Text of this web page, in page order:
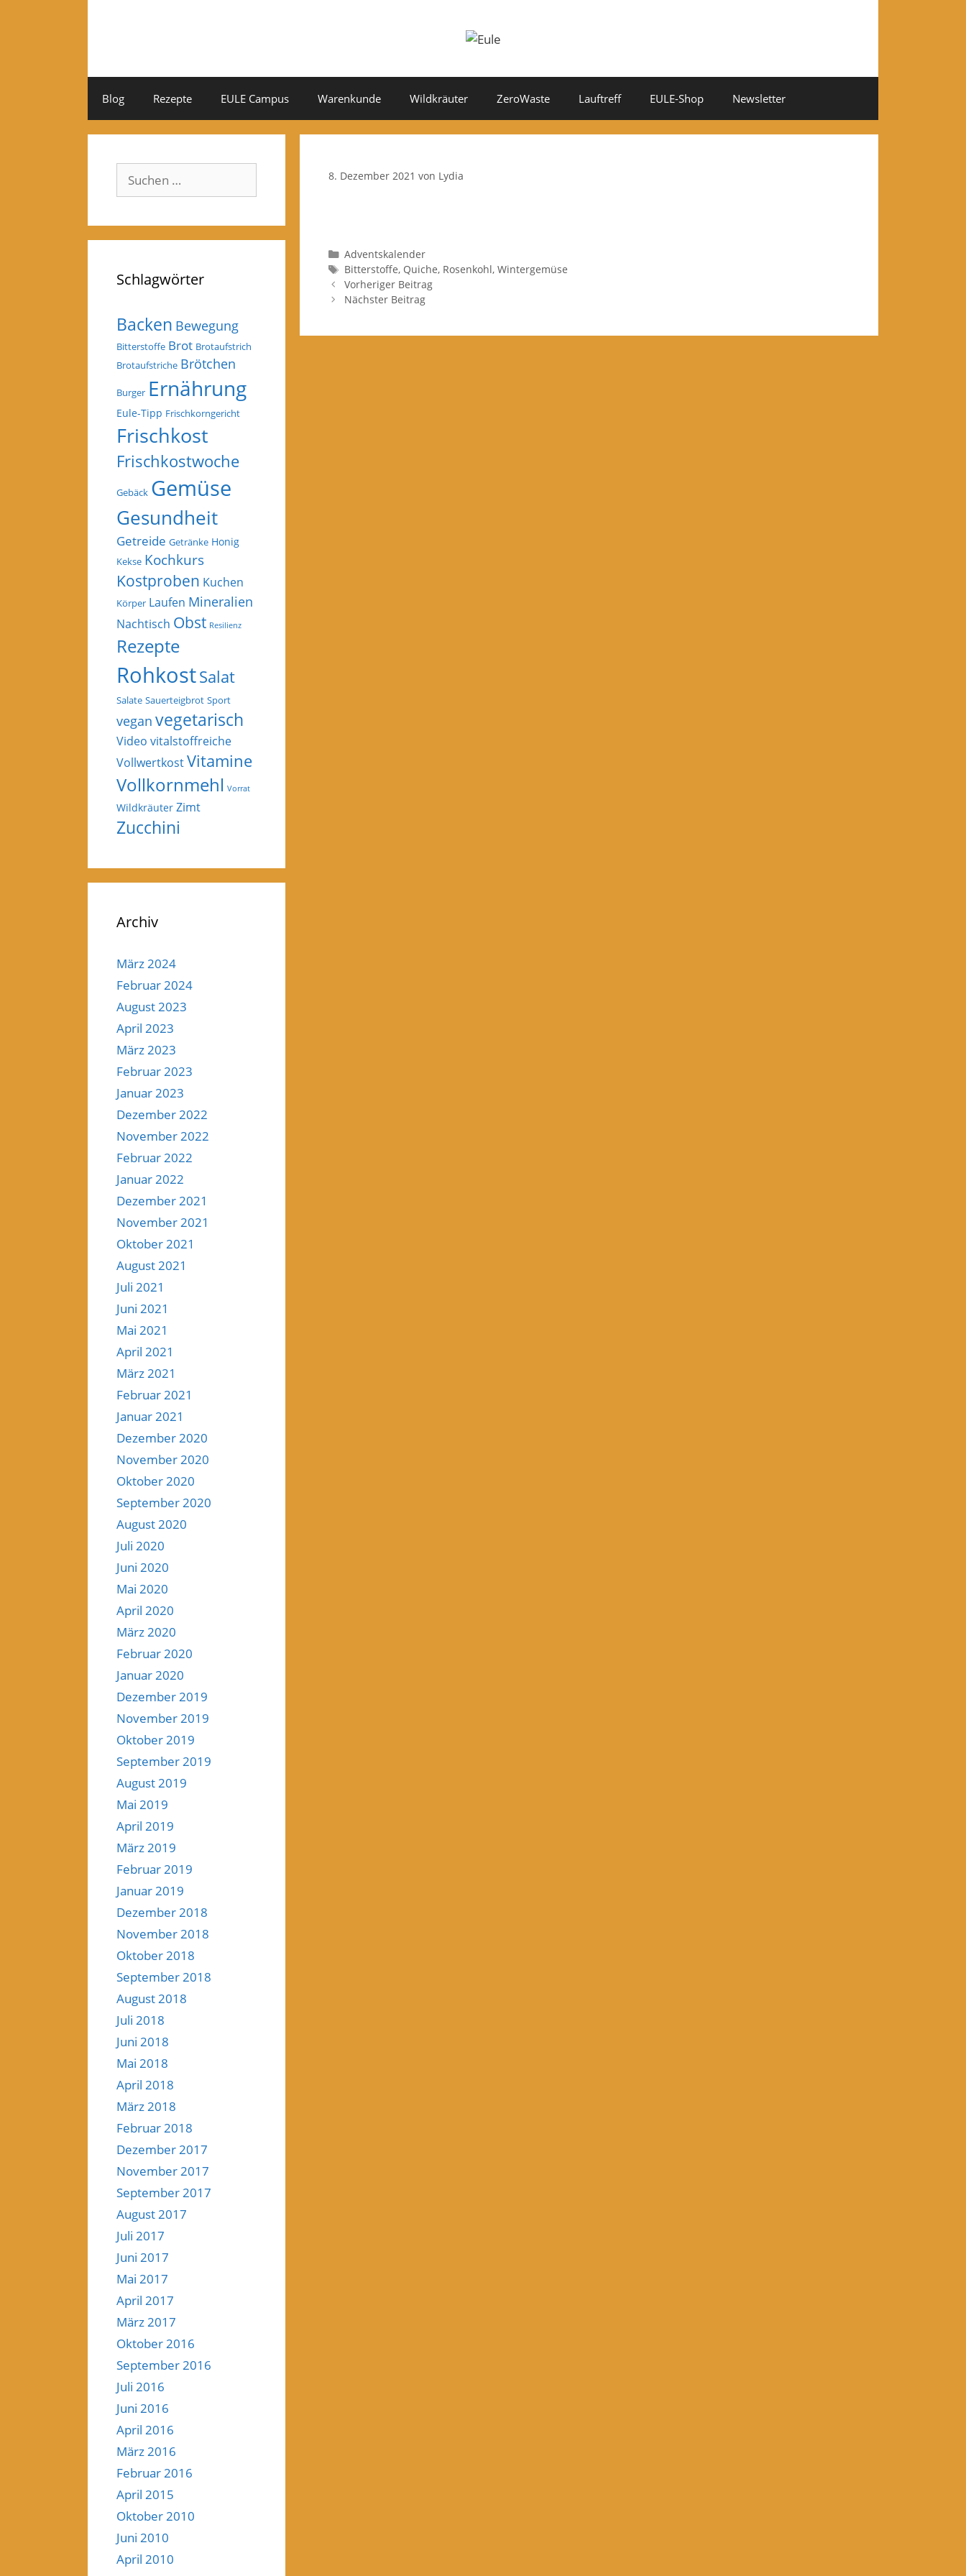
Blog Rezepte EULE Campus Warenkunde Wildkräuter ZeroWaste Lauftreff EULE-Shop Newsletter
8. Dezember 2021 von Lydia
Kategorien
Adventskalender
Schlagwörter
Bitterstoffe, Quiche, Rosenkohl, Wintergemüse
Vorheriger Beitrag
Nächster Beitrag
Suchen
nach:
Schlagwörter
Backen Bewegung
Bitterstoffe Brot Brotaufstrich
Brotaufstriche Brötchen
Burger Ernährung
Eule-Tipp Frischkorngericht
Frischkost
Frischkostwoche
Gebäck Gemüse
Gesundheit
Getreide Getränke Honig
Kekse Kochkurs
Kostproben Kuchen
Körper Laufen Mineralien
Nachtisch Obst Resilienz
Rezepte
RohkostSalat
Salate Sauerteigbrot Sport
vegan vegetarisch
Video vitalstoffreiche
VollwertkostVitamine
Vollkornmehl Vorrat
Wildkräuter Zimt
Zucchini
Archiv
März 2024
Februar 2024
August 2023
April 2023
März 2023
Februar 2023
Januar 2023
Dezember 2022
November 2022
Februar 2022
Januar 2022
Dezember 2021
November 2021
Oktober 2021
August 2021
Juli 2021
Juni 2021
Mai 2021
April 2021
März 2021
Februar 2021
Januar 2021
Dezember 2020
November 2020
Oktober 2020
September 2020
August 2020
Juli 2020
Juni 2020
Mai 2020
April 2020
März 2020
Februar 2020
Januar 2020
Dezember 2019
November 2019
Oktober 2019
September 2019
August 2019
Mai 2019
April 2019
März 2019
Februar 2019
Januar 2019
Dezember 2018
November 2018
Oktober 2018
September 2018
August 2018
Juli 2018
Juni 2018
Mai 2018
April 2018
März 2018
Februar 2018
Dezember 2017
November 2017
September 2017
August 2017
Juli 2017
Juni 2017
Mai 2017
April 2017
März 2017
Oktober 2016
September 2016
Juli 2016
Juni 2016
April 2016
März 2016
Februar 2016
April 2015
Oktober 2010
Juni 2010
April 2010